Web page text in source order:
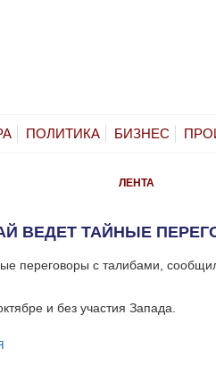
ПОЛИТИКА БИЗНЕС
ЛЕНТА
ВЕДЕТ ТАЙНЫЕ
переговоры с талибами,
и без участия Запада.